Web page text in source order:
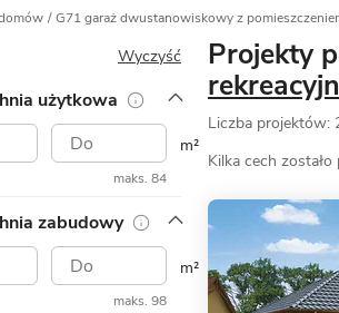
domów Projekty garaży
Piętrowe do 70 m²
ZABUDOWA
STANOWISKA
TYP
DACH
Zobacz wszystkie kategorie
BUDOWĄ - ETAP 1
Działka
WYBIERAM PROJEKT - ETAP 2
DOM - ETAP 3
URZĄDZAM DOM - ETAP 4
PRZEPISY I FORMALNOŚCI
I KOSZTY
G71 garaż dwustanowiskowy z
Wyczyść
użytkowa
maks. 84
m²
zabudowy
maks. 98
m²
Projekty
Liczba projektów:
Kilka cech